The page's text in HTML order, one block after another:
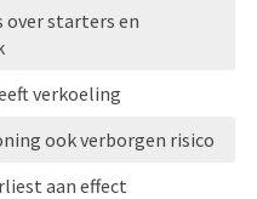
over starters en
verkoeling
ook verborgen risico
aan effect